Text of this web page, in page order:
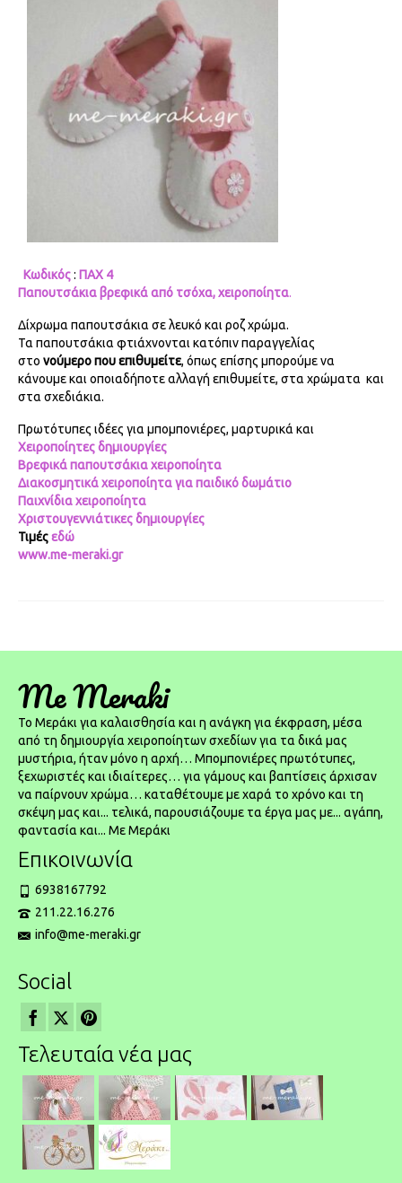
Κωδικός: ΠΑΧ 4
Παπουτσάκια βρεφικά από τσόχα, χειροποίητα.
Δίχρωμα παπουτσάκια σε λευκό και ροζ χρώμα.
Τα παπουτσάκια φτιάχνονται κατόπιν παραγγελίας
στο νούμερο που επιθυμείτε, όπως επίσης μπορούμε να
κάνουμε και οποιαδήποτε αλλαγή επιθυμείτε, στα χρώματα και
στα σχεδιάκια.
Πρωτότυπες ιδέες για μπομπονιέρες, μαρτυρικά και
Χειροποίητες δημιουργίες
Βρεφικά παπουτσάκια χειροποίητα
Διακοσμητικά χειροποίητα για παιδικό δωμάτιο
Παιχνίδια χειροποίητα
Χριστουγεννιάτικες δημιουργίες
Τιμέςεδώ
www.me-meraki.gr
Me Meraki
To Μεράκι για καλαισθησία και η ανάγκη για έκφραση, μέσα
από τη δημιουργία χειροποίητων σχεδίων για τα δικά μας
μυστήρια, ήταν μόνο η αρχή… Μπομπονιέρες πρωτότυπες,
ξεχωριστές και ιδιαίτερες… για γάμους και βαπτίσεις άρχισαν
να παίρνουν χρώμα… καταθέτουμε με χαρά το χρόνο και τη
σκέψη μας και... τελικά, παρουσιάζουμε τα έργα μας με... αγάπη,
φαντασία και... Με Μεράκι
Επικοινωνία
6938167792
211.22.16.276
info@me-meraki.gr
Social
Τελευταία νέα μας